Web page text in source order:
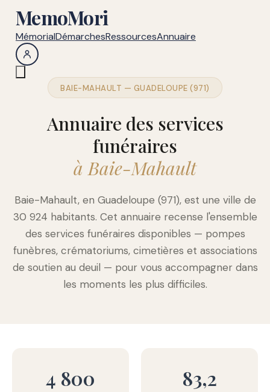
MemoMori
MémorialDémarchesRessourcesAnnuaire
BAIE-MAHAULT — GUADELOUPE (971)
Annuaire des services
funéraires
à Baie-Mahault
Baie-Mahault, en Guadeloupe (971), est une ville de
30 924 habitants. Cet annuaire recense l'ensemble
des services funéraires disponibles — pompes
funèbres, crématoriums, cimetières et associations
de soutien au deuil — pour vous accompagner dans
les moments les plus difficiles.
4 800 83,2